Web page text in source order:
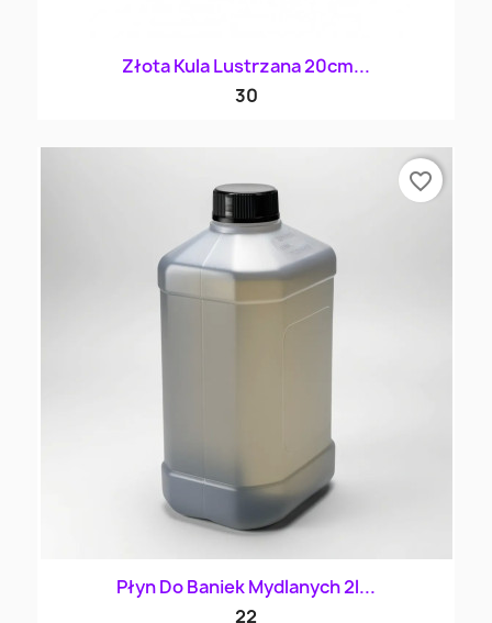
Złota Kula Lustrzana 20cm...
30
Płyn Do Baniek Mydlanych 2l...
22
favorite_border